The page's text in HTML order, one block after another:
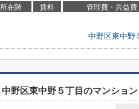
所在階 賃料 管理費・共益費
中野区東中野
中野区東中野５丁目のマンション